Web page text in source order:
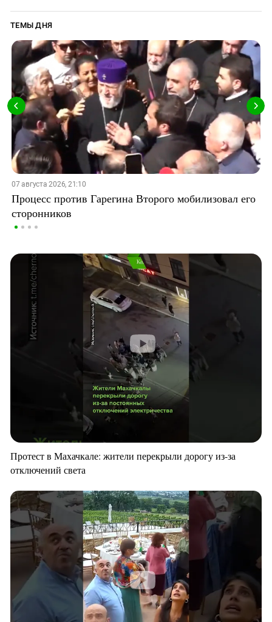
ТЕМЫ ДНЯ
07 августа 2026, 21:10
Процесс против Гарегина Второго мобилизовал его
сторонников
Протест в Махачкале: жители перекрыли дорогу из-за
отключений света